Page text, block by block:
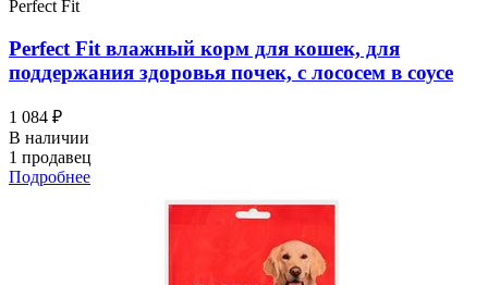
Perfect Fit
Perfect Fit влажный корм для кошек, для
поддержания здоровья почек, с лососем в соусе
1 084 ₽
В наличии
1 продавец
Подробнее